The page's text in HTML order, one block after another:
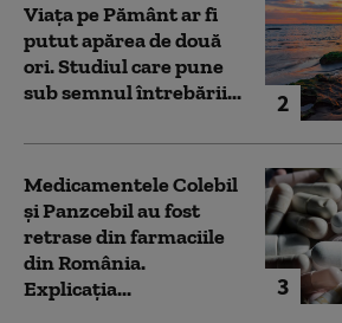
2
Viața pe Pământ ar fi
putut apărea de două
ori. Studiul care pune
sub semnul întrebării...
3
Medicamentele Colebil
și Panzcebil au fost
retrase din farmaciile
din România.
Explicația...